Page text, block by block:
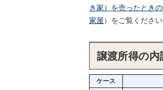
き家）を売ったとき
家屋）をご覧ください
譲渡所得の内
ケース